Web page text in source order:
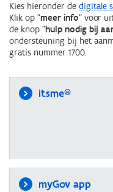
Kies hieronder de digitale
Klik op "meer info" voor
de knop "hulp nodig bij
ondersteuning bij het
gratis nummer 1700.
itsme®
myGov app